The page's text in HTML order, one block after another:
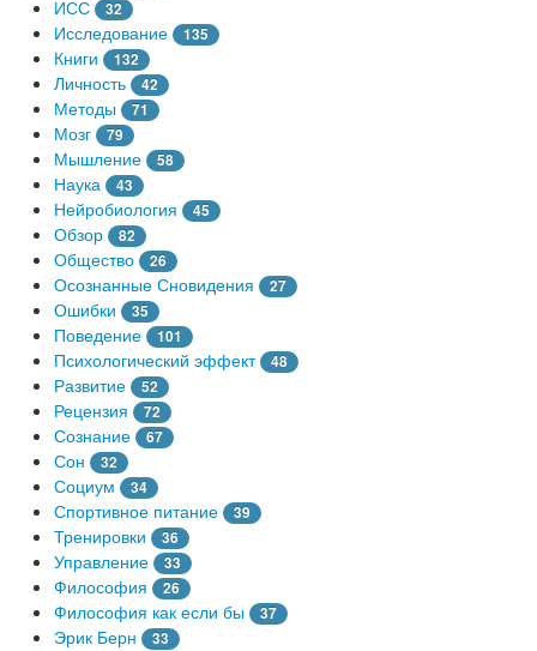
ИСС 32
Исследование 135
Книги 132
Личность 42
Методы 71
Мозг 79
Мышление 58
Наука 43
Нейробиология 45
Обзор 82
Общество 26
Осознанные Сновидения 27
Ошибки 35
Поведение 101
Психологический эффект 48
Развитие 52
Рецензия 72
Сознание 67
Сон 32
Социум 34
Спортивное питание 39
Тренировки 36
Управление 33
Философия 26
Философия как если бы 37
Эрик Берн
33